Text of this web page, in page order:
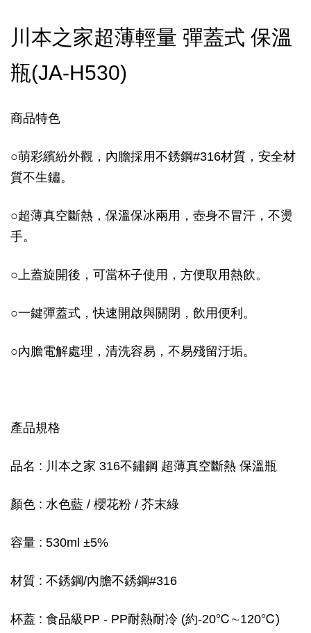
川本之家超薄輕量 彈蓋式 保溫
瓶(JA-H530)
商品特色
○萌彩繽紛外觀，內膽採用不銹鋼#316材質，安全材
質不生鏽。
○超薄真空斷熱，保溫保冰兩用，壺身不冒汗，不燙
手。
○上蓋旋開後，可當杯子使用，方便取用熱飲。
○一鍵彈蓋式，快速開啟與關閉，飲用便利。
○內膽電解處理，清洗容易，不易殘留汙垢。
產品規格
品名 : 川本之家 316不鏽鋼 超薄真空斷熱 保溫瓶
顏色 : 水色藍 / 櫻花粉 / 芥末綠
容量 : 530ml ±5%
材質 : 不銹鋼/內膽不銹鋼#316
杯蓋 : 食品級PP - PP耐熱耐冷 (約-20℃∼120℃)